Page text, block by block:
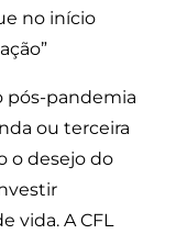
no início
pós-pandemia
ou terceira
o desejo do
vida. A CFL